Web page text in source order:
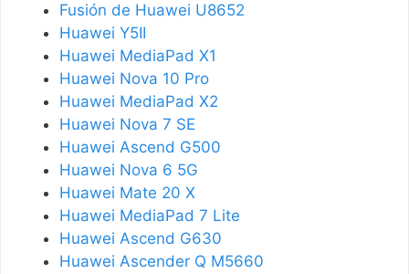
Fusión de Huawei U8652
Huawei Y5II
Huawei MediaPad X1
Huawei Nova 10 Pro
Huawei MediaPad X2
Huawei Nova 7 SE
Huawei Ascend G500
Huawei Nova 6 5G
Huawei Mate 20 X
Huawei MediaPad 7 Lite
Huawei Ascend G630
Huawei Ascender Q M5660